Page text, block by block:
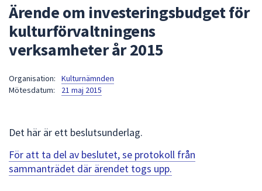
sökfältet
kommer
att
navigera
mellan
Ärende om investeringsbudget för
kulturförvaltningens
verksamheter år 2015
Organisation:
Kulturnämnden
Mötesdatum:
21 maj 2015
Det här är ett beslutsunderlag.
För att ta del av beslutet, se protokoll från
sammanträdet där ärendet togs upp.